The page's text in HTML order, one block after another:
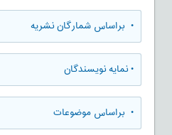
• براساس شمارگان نشریه
•نمایه نویسندگان
• براساس موضوعات